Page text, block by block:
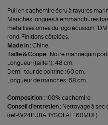
Pull en cachemire écru à rayures
Manches longues à emmanchures
métallisés ornés du logo écusson
rond. Finitions côtelées.
Made in :Chine.
Taille & Coupe : Notre mannequin
Longueur (taille 1) : 48 cm.
Demi-tour de poitrine : 60 cm.
Longueur de manches : 58 cm.
Composition :100% cachemire
Conseil d'entretien : Nettoyage à sec
(ref-W24PUBABYSOLALF60MUL)